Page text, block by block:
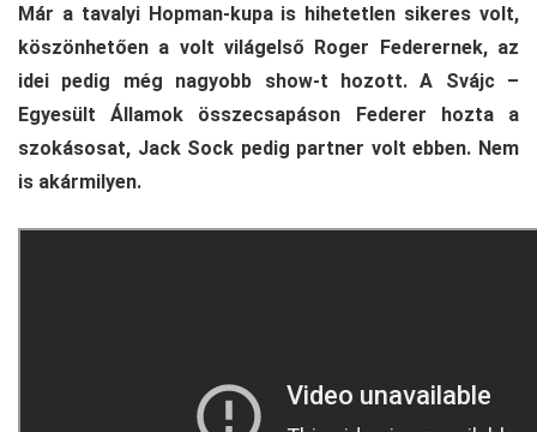
Már a tavalyi Hopman-kupa is hihetetlen sikeres volt,
köszönhetően a volt világelső Roger Federernek, az
idei pedig még nagyobb show-t hozott. A Svájc –
Egyesült Államok összecsapáson Federer hozta a
szokásosat, Jack Sock pedig partner volt ebben. Nem
is akármilyen.